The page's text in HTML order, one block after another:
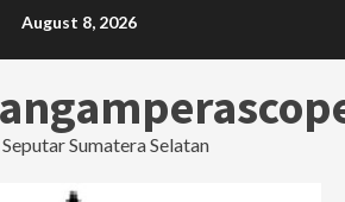
August 8, 2026
Sumatera Selatan